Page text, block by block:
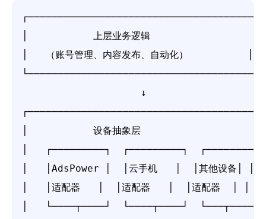
│           上层业务逻辑
│   （账号管理、内容发布、自动化）          │
                    ↓
│           设备抽象层
│   ┌─────────┐  ┌─────────┐  ┌────────┐
│   │AdsPower │  │云手机   │  │其他设备│ │
│   │适配器   │  │适配器   │  │适配器  │ │
│   └────┬────┘  └────┬────┘  └───┬────┘